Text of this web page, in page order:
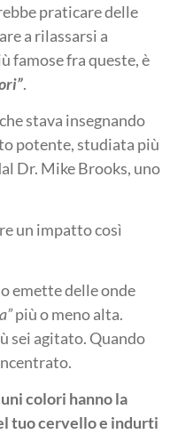
praticare delle
a rilassarsi a
famose fra queste, è
.
stava insegnando
potente, studiata più
Dr. Mike Brooks, uno
un impatto così
emette delle onde
più o meno alta.
sei agitato. Quando
colori hanno la
tuo cervello e indurti